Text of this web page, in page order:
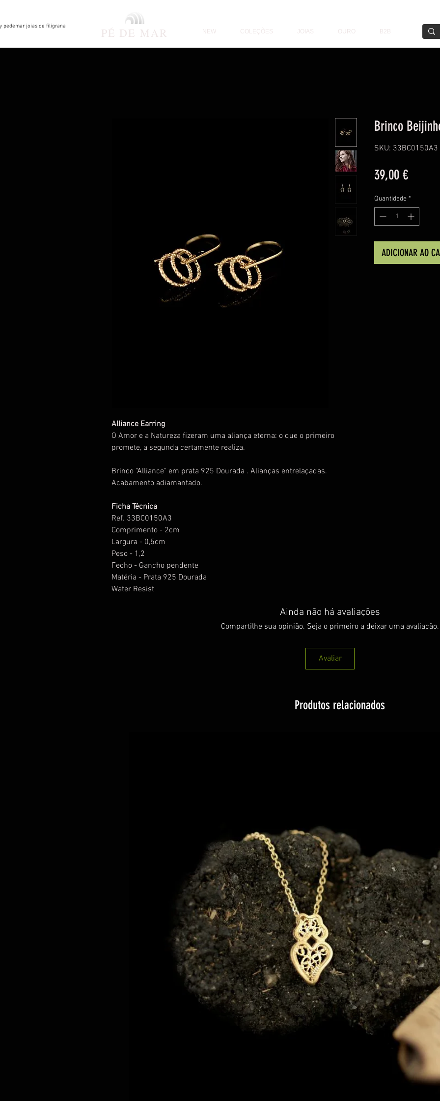
pedemar joias de filigrana PÉ DE MAR NEW COLEÇÕES JOIAS OURO B2B
Alliance Earring
O Amor e a Natureza fizeram uma aliança eterna: o que o primeiro
promete, a segunda certamente realiza.
Brinco "Alliance" em prata 925 Dourada . Alianças entrelaçadas.
Acabamento adiamantado.
Ficha Técnica
Ref. 33BC0150A3
Comprimento - 2cm
Largura - 0,5cm
Peso - 1,2
Fecho - Gancho pendente
Matéria - Prata 925 Dourada
Water Resist
Brinco
SKU: 33BC0150A3
39,00 €Preço
Quantidade *
ADICIONAR AO
Ainda não há avaliações
Compartilhe sua opinião. Seja o primeiro a deixar uma avaliação.
Avaliar
Produtos relacionados